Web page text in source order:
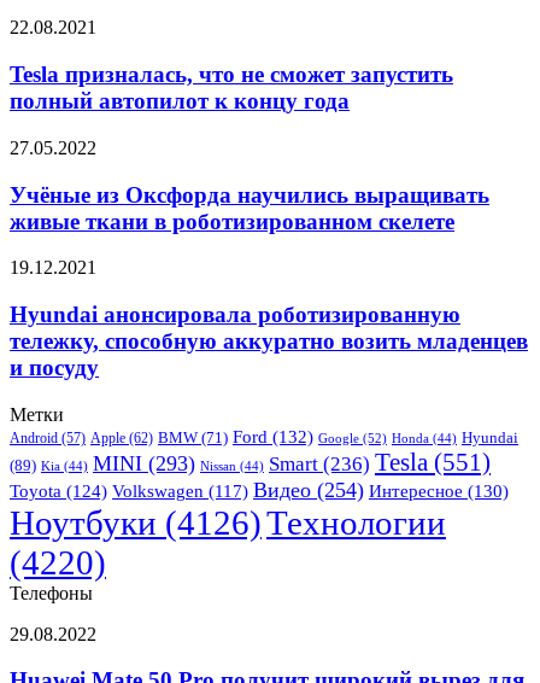
развитии
направления
Tesla
что
не
сможет
полный
к
концу
22.08.2021
Tesla призналась, что не сможет запустить
полный автопилот к концу года
Учёные
Оксфорда
научились
выращивать
ткани
роботизированном
скелете
27.05.2022
Учёные из Оксфорда научились выращивать
живые ткани в роботизированном скелете
Hyundai
роботизированную
тележку,
способную
аккуратно
младенцев
и
посуду
19.12.2021
Hyundai анонсировала роботизированную
тележку, способную аккуратно возить младенцев
и посуду
Метки
Android (57) Apple (62) BMW (71) Ford (132) Google (52) Honda (44) Hyundai
(89) Kia (44) MINI (293) Nissan (44) Smart (236) Tesla (551)
Toyota (124) Volkswagen (117) Видео (254) Интересное (130)
Ноутбуки (4126)Технологии
(4220)
Телефоны
Huawei
50
29.08.2022